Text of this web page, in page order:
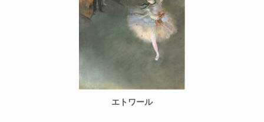
エトワール